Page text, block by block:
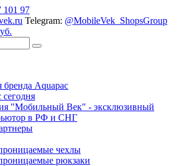
101 97
Telegram: @MobileVek_ShopsGroup
бренда Aquapac
cегодня
"Мобильный Век" - эксклюзивный
в РФ и СНГ
чехлы
рюкзаки